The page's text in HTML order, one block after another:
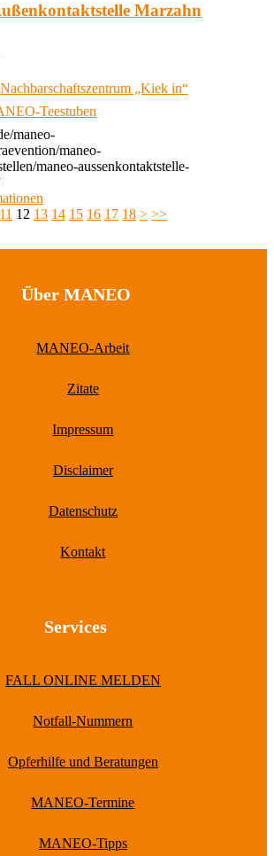
Marzahn
„Kiek in“
Teestuben
maneo-
maneo-
maneo-aussenkontaktstelle-
11 12 13 14 15 16 17 18 > >>
Über MANEO
MANEO-Arbeit
Zitate
Impressum
Disclaimer
Datenschutz
Kontakt
Services
FALL ONLINE MELDEN
Notfall-Nummern
Opferhilfe und Beratungen
MANEO-Termine
MANEO-Tipps